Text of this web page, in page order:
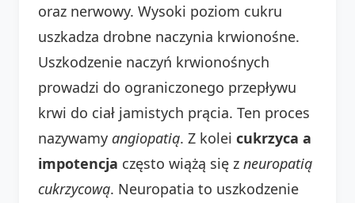
oraz nerwowy. Wysoki poziom cukru
uszkadza drobne naczynia krwionośne.
Uszkodzenie naczyń krwionośnych
prowadzi do ograniczonego przepływu
krwi do ciał jamistych prącia. Ten proces
nazywamy angiopatią. Z kolei cukrzyca a
impotencja często wiążą się z neuropatią
cukrzycową. Neuropatia to uszkodzenie